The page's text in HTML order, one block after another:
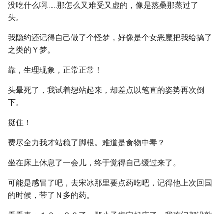
没吃什么啊……那怎么又难受又虚的，像是蒸桑那蒸过了
头。
我隐约还记得自己做了个怪梦，好像是个女恶魔把我给搞了
之类的Ｙ梦。
靠，生理现象，正常正常！
头晕死了，我试着想站起来，却差点以笔直的姿势再次倒
下。
挺住！
费尽全力我才站稳了脚根。难道是食物中毒？
坐在床上休息了一会儿，终于觉得自己缓过来了。
可能是感冒了吧，去宋冰那里要点药吃吧，记得他上次回国
的时候，带了Ｎ多的药。